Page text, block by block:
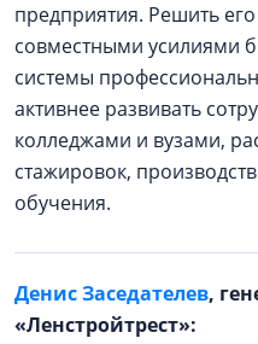
предприятия. Решить
совместными усилиями
системы
активнее развивать
колледжами и вузами,
стажировок,
обучения.
Денис Заседателев,
«Ленстройтрест»: